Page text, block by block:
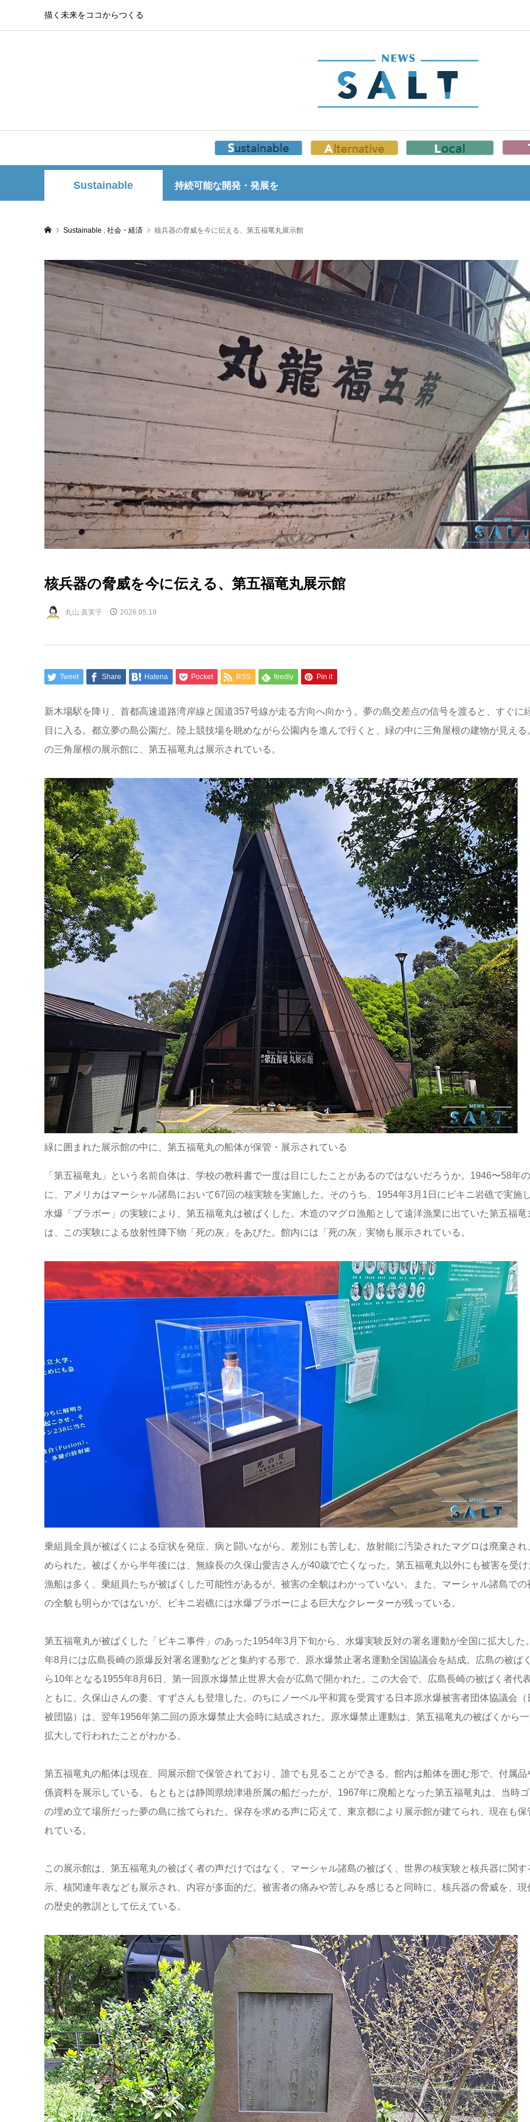
描く未来をココからつくる
Sustainable 持続可能な開発・発展を
Sustainable , 社会・経済 核兵器の脅威を今に伝える、第五福竜丸展示館
核兵器の脅威を今に伝える、第五福竜丸展示館
丸山 真実子 2026.05.19
Tweet Share Hatena Pocket RSS feedly Pin it
新木場駅を降り、首都高速道路湾岸線と国道357号線が走る方向へ向かう。夢の島交差点の信号を渡ると、すぐに
目に入る。都立夢の島公園だ。陸上競技場を眺めながら公園内を進んで行くと、緑の中に三角屋根の建物が見える
の三角屋根の展示館に、第五福竜丸は展示されている。
緑に囲まれた展示館の中に、第五福竜丸の船体が保管・展示されている
「第五福竜丸」という名前自体は、学校の教科書で一度は目にしたことがあるのではないだろうか。1946〜58年
に、アメリカはマーシャル諸島において67回の核実験を実施した。そのうち、1954年3月1日にビキニ岩礁で実施
水爆「ブラボー」の実験により、第五福竜丸は被ばくした。木造のマグロ漁船として遠洋漁業に出ていた第五福竜
は、この実験による放射性降下物「死の灰」をあびた。館内には「死の灰」実物も展示されている。
乗組員全員が被ばくによる症状を発症、病と闘いながら、差別にも苦しむ。放射能に汚染されたマグロは廃棄され
められた。被ばくから半年後には、無線長の久保山愛吉さんが40歳で亡くなった。第五福竜丸以外にも被害を受け
漁船は多く、乗組員たちが被ばくした可能性があるが、被害の全貌はわかっていない。また、マーシャル諸島での
の全貌も明らかではないが、ビキニ岩礁には水爆ブラボーによる巨大なクレーターが残っている。
第五福竜丸が被ばくした「ビキニ事件」のあった1954年3月下旬から、水爆実験反対の署名運動が全国に拡大した
年8月には広島長崎の原爆反対署名運動などと集約する形で、原水爆禁止署名運動全国協議会を結成。広島の被ば
ら10年となる1955年8月6日、第一回原水爆禁止世界大会が広島で開かれた。この大会で、広島長崎の被ばく者代
ともに、久保山さんの妻、すずさんも登壇した。のちにノーベル平和賞を受賞する日本原水爆被害者団体協議会（
被団協）は、翌年1956年第二回の原水爆禁止大会時に結成された。原水爆禁止運動は、第五福竜丸の被ばくから
拡大して行われたことがわかる。
第五福竜丸の船体は現在、同展示館で保管されており、誰でも見ることができる。館内は船体を囲む形で、付属品
係資料を展示している。もともとは静岡県焼津港所属の船だったが、1967年に廃船となった第五福竜丸は、当時ゴ
の埋め立て場所だった夢の島に捨てられた。保存を求める声に応えて、東京都により展示館が建てられ、現在も保
れている。
この展示館は、第五福竜丸の被ばく者の声だけではなく、マーシャル諸島の被ばく、世界の核実験と核兵器に関す
示、核関連年表なども展示され、内容が多面的だ。被害者の痛みや苦しみを感じると同時に、核兵器の脅威を、現
の歴史的教訓として伝えている。